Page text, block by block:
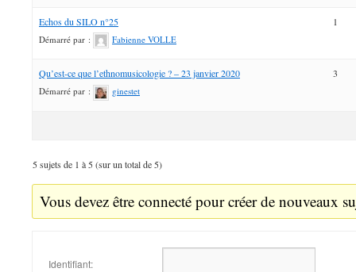
Echos du SILO n°25
Démarré par : Fabienne VOLLE
1
Qu’est-ce que l’ethnomusicologie ? – 23 janvier 2020
Démarré par : ginestet
3
5 sujets de 1 à 5 (sur un total de 5)
Vous devez être connecté pour créer de nouveaux
Identifiant: